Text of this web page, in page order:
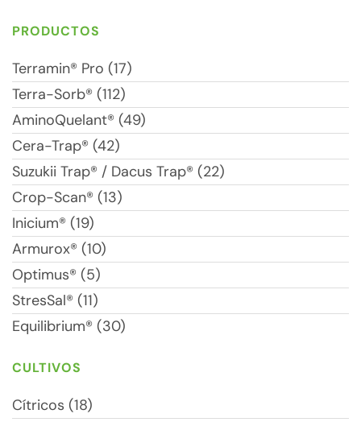
PRODUCTOS
Terramin® Pro (17)
Terra-Sorb® (112)
AminoQuelant® (49)
Cera-Trap® (42)
Suzukii Trap® / Dacus Trap® (22)
Crop-Scan® (13)
Inicium® (19)
Armurox® (10)
Optimus® (5)
StresSal® (11)
Equilibrium® (30)
CULTIVOS
Cítricos (18)